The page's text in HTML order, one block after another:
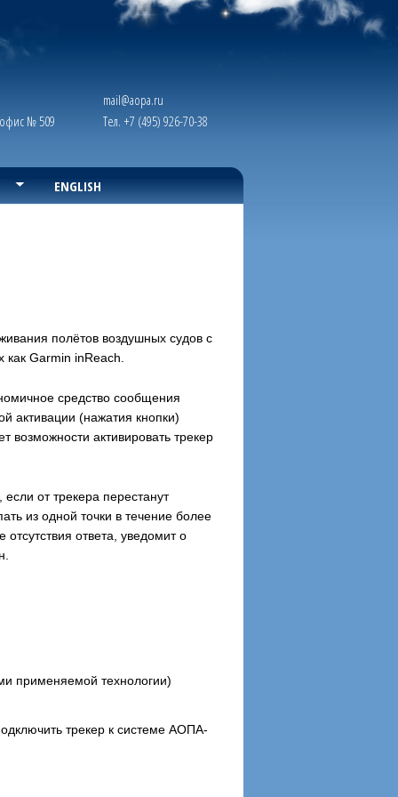
№ 509
mail@aopa.ru
Тел. +7 (495) 926-70-38
ENGLISH
полётов воздушных судов с
Garmin inReach.
средство сообщения
активации (нажатия кнопки)
возможности активировать трекер
от трекера перестанут
из одной точки в течение более
ответа, уведомит о
применяемой технологии)
трекер к системе АОПА-